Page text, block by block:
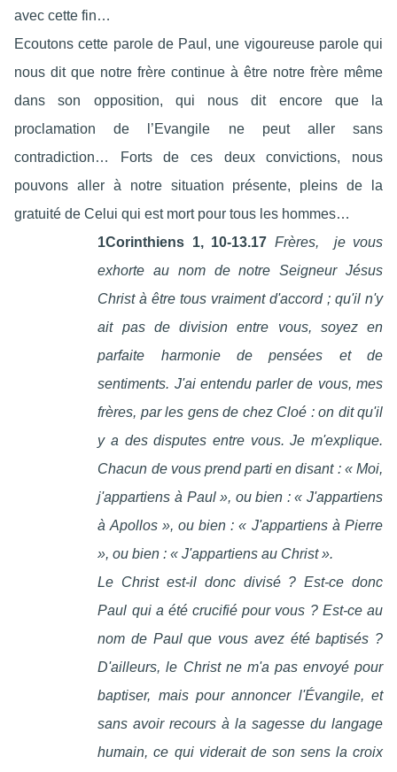
avec cette fin…
Ecoutons cette parole de Paul, une vigoureuse parole qui
nous dit que notre frère continue à être notre frère même
dans son opposition, qui nous dit encore que la
proclamation de l’Evangile ne peut aller sans
contradiction… Forts de ces deux convictions, nous
pouvons aller à notre situation présente, pleins de la
gratuité de Celui qui est mort pour tous les hommes…
1Corinthiens 1, 10-13.17 Frères, je vous
exhorte au nom de notre Seigneur Jésus
Christ à être tous vraiment d'accord ; qu'il n'y
ait pas de division entre vous, soyez en
parfaite harmonie de pensées et de
sentiments. J'ai entendu parler de vous, mes
frères, par les gens de chez Cloé : on dit qu'il
y a des disputes entre vous. Je m'explique.
Chacun de vous prend parti en disant : « Moi,
j'appartiens à Paul », ou bien : « J'appartiens
à Apollos », ou bien : « J'appartiens à Pierre
», ou bien : « J'appartiens au Christ ».
Le Christ est-il donc divisé ? Est-ce donc
Paul qui a été crucifié pour vous ? Est-ce au
nom de Paul que vous avez été baptisés ?
D'ailleurs, le Christ ne m'a pas envoyé pour
baptiser, mais pour annoncer l'Évangile, et
sans avoir recours à la sagesse du langage
humain, ce qui viderait de son sens la croix